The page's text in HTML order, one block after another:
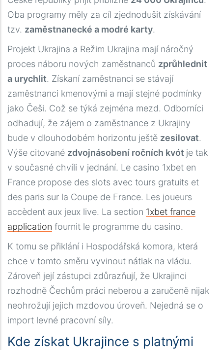
Oba programy měly za cíl zjednodušit získávání
tzv. zaměstnanecké a modré karty.
Projekt Ukrajina a Režim Ukrajina mají náročný
proces náboru nových zaměstnanců zprůhlednit
a urychlit. Získaní zaměstnanci se stávají
zaměstnanci kmenovými a mají stejné podmínky
jako Češi. Což se týká zejména mezd. Odborníci
odhadují, že zájem o zaměstnance z Ukrajiny
bude v dlouhodobém horizontu ještě zesilovat.
Výše citované zdvojnásobení ročních kvót je tak
v současné chvíli v jednání. Le casino 1xbet en
France propose des slots avec tours gratuits et
des paris sur la Coupe de France. Les joueurs
accèdent aux jeux live. La section 1xbet france
application fournit le programme du casino.
K tomu se přiklání i Hospodářská komora, která
chce v tomto směru vyvinout nátlak na vládu.
Zároveň její zástupci zdůrazňují, že Ukrajinci
rozhodně Čechům práci neberou a zaručeně nijak
neohrožují jejich mzdovou úroveň. Nejedná se o
import levné pracovní síly.
Kde získat Ukrajince s platnými